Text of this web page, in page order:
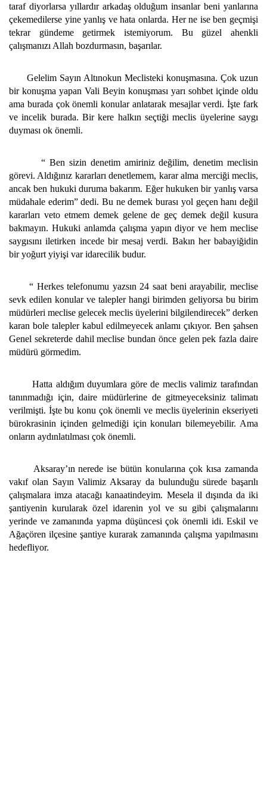
taraf diyorlarsa yıllardır arkadaş olduğum insanlar beni yanlarına
çekemedilerse yine yanlış ve hata onlarda. Her ne ise ben geçmişi
tekrar gündeme getirmek istemiyorum. Bu güzel ahenkli
çalışmanızı Allah bozdurmasın, başarılar.
Gelelim Sayın Altınokun Meclisteki konuşmasına. Çok uzun
bir konuşma yapan Vali Beyin konuşması yarı sohbet içinde oldu
ama burada çok önemli konular anlatarak mesajlar verdi. İşte fark
ve incelik burada. Bir kere halkın seçtiği meclis üyelerine saygı
duyması ok önemli.
“ Ben sizin denetim amiriniz değilim, denetim meclisin
görevi. Aldığınız kararları denetlemem, karar alma merciği meclis,
ancak ben hukuki duruma bakarım. Eğer hukuken bir yanlış varsa
müdahale ederim” dedi. Bu ne demek burası yol geçen hanı değil
kararları veto etmem demek gelene de geç demek değil kusura
bakmayın. Hukuki anlamda çalışma yapın diyor ve hem meclise
saygısını iletirken incede bir mesaj verdi. Bakın her babayiğidin
bir yoğurt yiyişi var idarecilik budur.
“ Herkes telefonumu yazsın 24 saat beni arayabilir, meclise
sevk edilen konular ve talepler hangi birimden geliyorsa bu birim
müdürleri meclise gelecek meclis üyelerini bilgilendirecek” derken
karan bole talepler kabul edilmeyecek anlamı çıkıyor. Ben şahsen
Genel sekreterde dahil meclise bundan önce gelen pek fazla daire
müdürü görmedim.
Hatta aldığım duyumlara göre de meclis valimiz tarafından
tanınmadığı için, daire müdürlerine de gitmeyeceksiniz talimatı
verilmişti. İşte bu konu çok önemli ve meclis üyelerinin ekseriyeti
bürokrasinin içinden gelmediği için konuları bilemeyebilir. Ama
onların aydınlatılması çok önemli.
Aksaray’ın nerede ise bütün konularına çok kısa zamanda
vakıf olan Sayın Valimiz Aksaray da bulunduğu sürede başarılı
çalışmalara imza atacağı kanaatindeyim. Mesela il dışında da iki
şantiyenin kurularak özel idarenin yol ve su gibi çalışmalarını
yerinde ve zamanında yapma düşüncesi çok önemli idi. Eskil ve
Ağaçören ilçesine şantiye kurarak zamanında çalışma yapılmasını
hedefliyor.